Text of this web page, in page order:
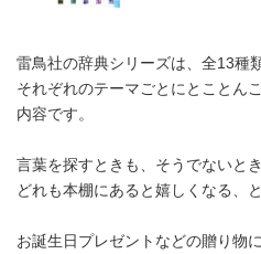
雷鳥社の辞典シリーズは、全13種類
それぞれのテーマごとにとことん
内容です。
言葉を探すときも、そうでないとき
どれも本棚にあると嬉しくなる、
お誕生日プレゼントなどの贈り物